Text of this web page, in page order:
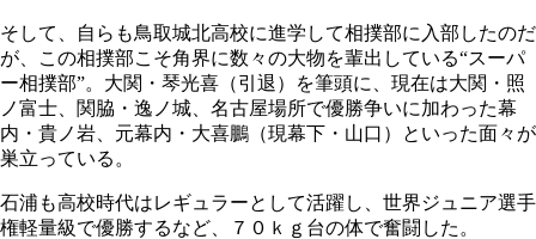
そして、自らも鳥取城北高校に進学して相撲部に入部したのだ
が、この相撲部こそ角界に数々の大物を輩出している“スーパ
ー相撲部”。大関・琴光喜（引退）を筆頭に、現在は大関・照
ノ富士、関脇・逸ノ城、名古屋場所で優勝争いに加わった幕
内・貴ノ岩、元幕内・大喜鵬（現幕下・山口）といった面々が
巣立っている。
石浦も高校時代はレギュラーとして活躍し、世界ジュニア選手
権軽量級で優勝するなど、７０ｋｇ台の体で奮闘した。